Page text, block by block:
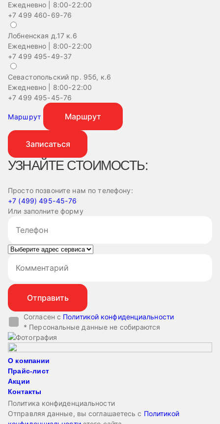
Ежедневно | 8:00-22:00
+7 499 460-69-76
Лобненская д.17 к.6
Ежедневно | 8:00-22:00
+7 499 495-49-37
Севастопольский пр. 95б, к.6
Ежедневно | 8:00-22:00
+7 499 495-45-76
Маршрут Маршрут
Записаться
УЗНАЙТЕ СТОИМОСТЬ:
Просто позвоните нам по телефону:
+7 (499) 495-45-76
Или заполните форму
Согласен с Политикой конфиденциальности
* Персональные данные не собираются
О компании
Прайс-лист
Акции
Контакты
Политика конфиденциальности
Отправляя данные, вы соглашаетесь с Политикой